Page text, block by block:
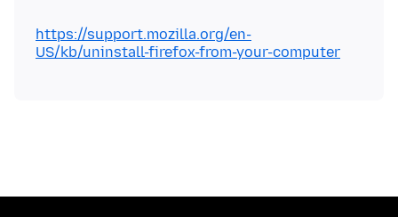
https://support.mozilla.org/en-
US/kb/uninstall-firefox-from-your-computer